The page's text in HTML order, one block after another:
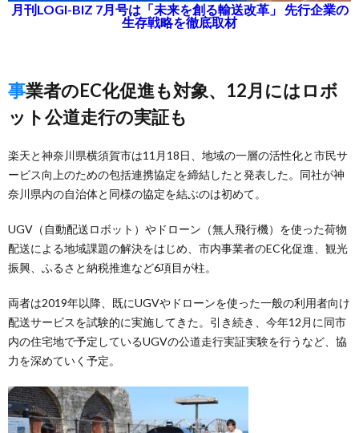
月刊LOGI-BIZ 7月号は「未来を創る輸送改革」 先行企業の
生存戦略を徹底取材
事業者のEC化促進も対象、12月にはロボ
ット公道走行の実証も
楽天と神奈川県横須賀市は11月18日、地域の一層の活性化と市民サ
ービス向上のための包括連携協定を締結したと発表した。同社が神
奈川県内の自治体と同様の協定を結ぶのは初めて。
UGV（自動配送ロボット）やドローン（無人飛行機）を使った荷物
配送による地域課題の解決をはじめ、市内事業者のEC化促進、観光
振興、ふるさと納税推進など6項目が柱。
両者は2019年以降、既にUGVやドローンを使った一般の利用者向け
配送サービスを試験的に実施してきた。引き続き、今年12月に同市
内の住宅地で予定しているUGVの公道走行実証実験を行うなど、協
力を深めていく予定。